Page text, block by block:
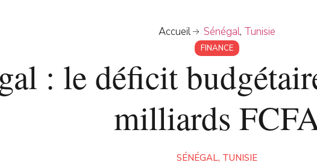
Accueil Sénégal, Tunisie
FINANCE
: le déficit
milliards
SÉNÉGAL, TUNISIE